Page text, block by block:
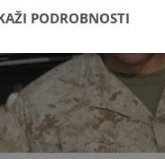
PODROBNOSTI